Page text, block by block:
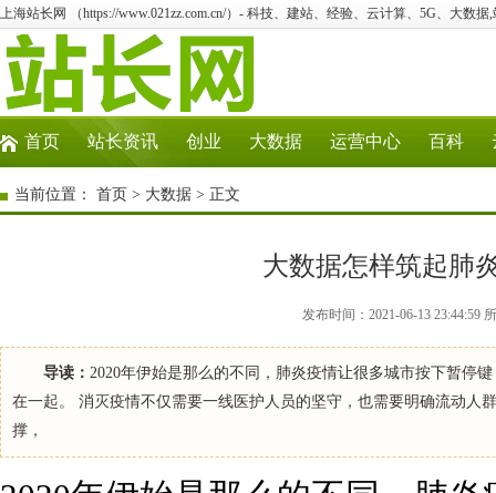
上海站长网 （https://www.021zz.com.cn/）- 科技、建站、经验、云计算、5G、大数据
首页 站长资讯 创业 大数据 运营中心 百科
当前位置： 首页 > 大数据 > 正文
大数据怎样筑起肺
发布时间：2021-06-13 23:44:59
导读： 2020年伊始是那么的不同，肺炎疫情让很多城市按下暂停
在一起。 消灭疫情不仅需要一线医护人员的坚守，也需要明确流动人
撑，